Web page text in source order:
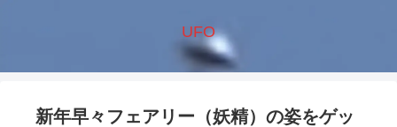
UFO
新年早々フェアリー（妖精）の姿をゲッ